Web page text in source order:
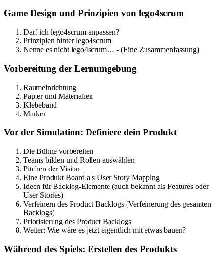
Game Design und Prinzipien von lego4scrum
Darf ich lego4scrum anpassen?
Prinzipien hinter lego4scrum
Nenne es nicht lego4scrum… - (Eine Zusammenfassung)
Vorbereitung der Lernumgebung
Raumeinrichtung
Papier und Materialien
Klebeband
Marker
Vor der Simulation: Definiere dein Produkt
Die Bühne vorbereiten
Teams bilden und Rollen auswählen
Pitchen der Vision
Eine Produkt Board als User Story Mapping
Ideen für Backlog-Elemente (auch bekannt als Features oder
User Stories)
Verfeinern des Product Backlogs (Verfeinerung des gesamten
Backlogs)
Priorisierung des Product Backlogs
Weiter: Wie wäre es jetzt eigentlich mit etwas bauen?
Während des Spiels: Erstellen des Produkts